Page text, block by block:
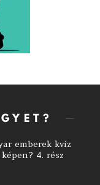
emberek kvíz
4. rész